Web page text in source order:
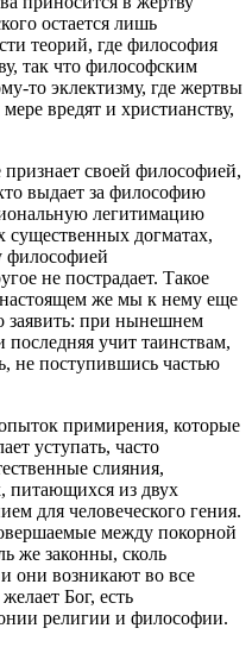
остается лишь
теорий, где философия
так что философским
то эклектизму, где жертвы
вредят и христианству,
своей философией,
выдает за философию
легитимацию
существенных догматах,
философией
не пострадает. Такое
же мы к нему еще
заявить: при нынешнем
учит таинствам,
не поступившись частью
примирения, которые
уступать, часто
слияния,
питающихся из двух
для человеческого гения.
между покорной
же законны, сколь
они возникают во все
Бог, есть
религии и философии.